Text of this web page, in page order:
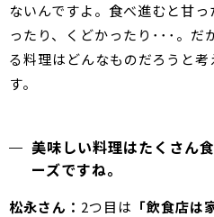
ないんですよ。食べ進むと甘
ったり、くどかったり･･･。だ
る料理はどんなものだろうと
す。
美味しい料理はたくさん
ーズですね。
松永さん： 2つ目は 「飲食店は